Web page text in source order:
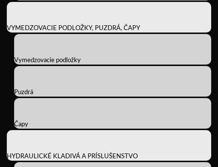
VYMEDZOVACIE PODLOŽKY, PUZDRÁ, ČAPY
Vymedzovacie podložky
Puzdrá
Čapy
HYDRAULICKÉ KLADIVÁ A PRÍSLUŠENSTVO